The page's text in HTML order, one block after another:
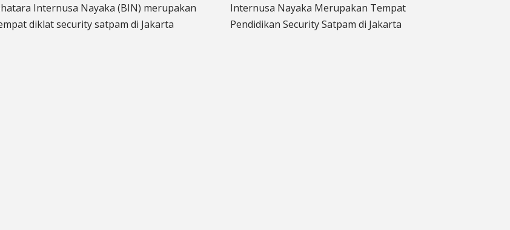
Internusa Nayaka (BIN) merupakan
diklat security satpam di Jakarta
Internusa Nayaka Merupakan Tempat
Pendidikan Security Satpam di Jakarta